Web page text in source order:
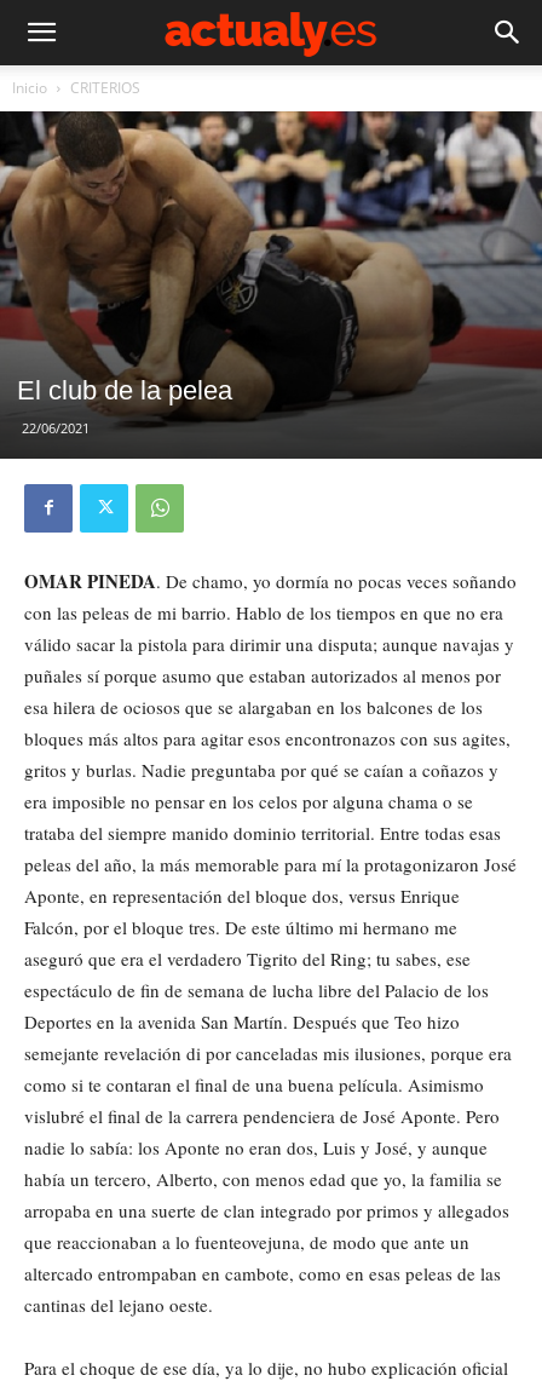
Inicio CRITERIOS
El club de la pelea
22/06/2021
OMAR PINEDA. De chamo, yo dormía no pocas veces soñando
con las peleas de mi barrio. Hablo de los tiempos en que no era
válido sacar la pistola para dirimir una disputa; aunque navajas y
puñales sí porque asumo que estaban autorizados al menos por
esa hilera de ociosos que se alargaban en los balcones de los
bloques más altos para agitar esos encontronazos con sus agites,
gritos y burlas. Nadie preguntaba por qué se caían a coñazos y
era imposible no pensar en los celos por alguna chama o se
trataba del siempre manido dominio territorial. Entre todas esas
peleas del año, la más memorable para mí la protagonizaron José
Aponte, en representación del bloque dos, versus Enrique
Falcón, por el bloque tres. De este último mi hermano me
aseguró que era el verdadero Tigrito del Ring; tu sabes, ese
espectáculo de fin de semana de lucha libre del Palacio de los
Deportes en la avenida San Martín. Después que Teo hizo
semejante revelación di por canceladas mis ilusiones, porque era
como si te contaran el final de una buena película. Asimismo
vislubré el final de la carrera pendenciera de José Aponte. Pero
nadie lo sabía: los Aponte no eran dos, Luis y José, y aunque
había un tercero, Alberto, con menos edad que yo, la familia se
arropaba en una suerte de clan integrado por primos y allegados
que reaccionaban a lo fuenteovejuna, de modo que ante un
altercado entrompaban en cambote, como en esas peleas de las
cantinas del lejano oeste.
Para el choque de ese día, ya lo dije, no hubo explicación oficial